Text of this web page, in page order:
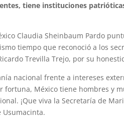
tiene instituciones
Claudia Sheinbaum Pardo
tiempo que reconoció a los
Trevilla Trejo, por su
nacional frente a intereses
fortuna, México tiene hombres y
¡Que viva la Secretaría de
Usumacinta.